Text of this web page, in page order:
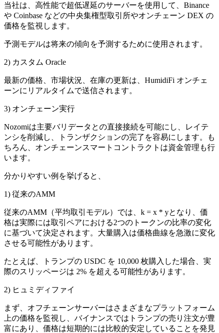
当社は、高性能で超低遅延のサーバーを使用して、Binance
や Coinbase などの中央集権型取引所やオンチェーン DEX の
価格を監視します。
予測モデルは将来の傾向を予測するために使用されます。
2) カスタム Oracle
最新の価格、市場状況、在庫の更新は、HumidiFi オンチェ
ーンにリアルタイムで送信されます。
3) オンチェーン実行
Nozomiは主要バリデータとの直接接続を可能にし、レイテ
ンシを削減し、トランザクションの完了を容易にします。も
ちろん、オンチェーンスマートコントラクトは資金管理も行
います。
分かりやすい例を挙げると、
1) 従来のAMM
従来のAMM（平均取引モデル）では、k = x * yとなり、価
格は実際には取引ペアにおける2つのトークンの比率の変化
に基づいて決定されます。大量購入は価格曲線を急激に変化
させる可能性があります。
たとえば、トランプの USDC を 10,000 枚購入した場合、実
際のスリッページは 2% を超える可能性があります。
2) ヒュミディファイ
まず、オフチェーンサーバーはさまざまなプラットフォーム
上の価格を監視し、バイナンスではトランプの売り注文が豊
富にあり、価格は短期的には比較的安定していることを発見